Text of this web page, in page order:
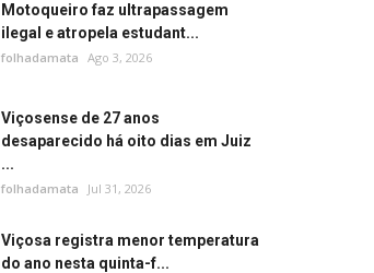
Motoqueiro faz ultrapassagem
ilegal e atropela estudant...
folhadamata Ago 3, 2026
Viçosense de 27 anos
desaparecido há oito dias em Juiz
...
folhadamata Jul 31, 2026
Viçosa registra menor temperatura
do ano nesta quinta-f...